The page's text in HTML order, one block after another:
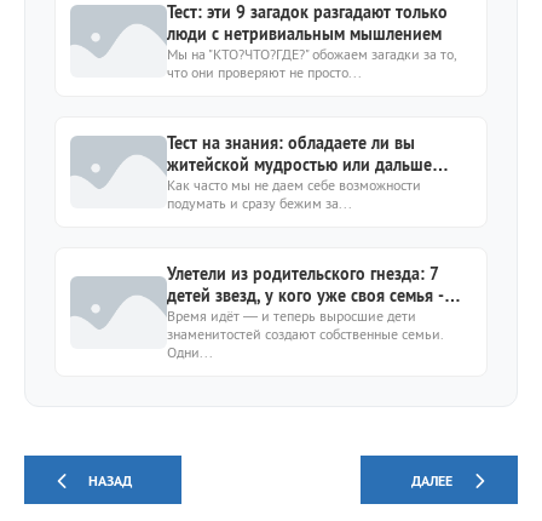
Тест: эти 9 загадок разгадают только
люди с нетривиальным мышлением
Мы на "КТО?ЧТО?ГДЕ?" обожаем загадки за то,
что они проверяют не просто...
Тест на знания: обладаете ли вы
житейской мудростью или дальше
«Википедии» не смотрели?
Как часто мы не даем себе возможности
подумать и сразу бежим за...
Улетели из родительского гнезда: 7
детей звезд, у кого уже своя семья -
мужья, жёны и дети
Время идёт — и теперь выросшие дети
знаменитостей создают собственные семьи.
Одни...
НАЗАД ДАЛЕЕ